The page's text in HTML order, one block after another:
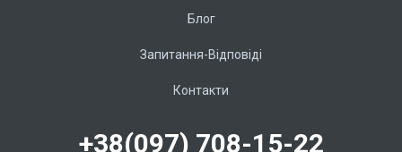
Блог
Запитання-Відповіді
Контакти
+38(097) 708-15-22